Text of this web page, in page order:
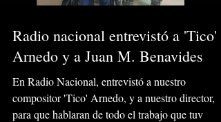
Radio nacional entrevistó a 'Tico'
Arnedo y a Juan M. Benavides
En Radio Nacional, entrevistó a nuestro
compositor 'Tico' Arnedo, y a nuestro director,
para que hablaran de todo el trabajo que tuv